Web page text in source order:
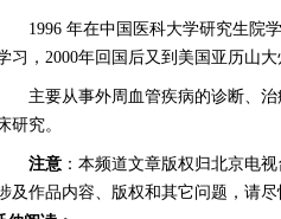
1996 年在中国医科大学研究生院学
习，2000年回国后又到美国亚历山
主要从事外周血管疾病的诊断、治
研究。
注意 ：本频道文章版权归北京电
及作品内容、版权和其它问题，请